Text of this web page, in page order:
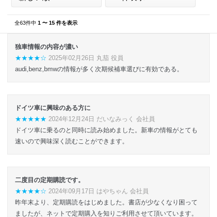
全63件中 1 〜 15 件を表示
独車情報の内容が濃い
★★★★☆ 2025年02月26日 丸茄 役員
audi,benz,bmwの情報が多く次期候補車選びに有効である。
ドイツ車に興味のある方に
★★★★★ 2024年12月24日 だいなみっく 会社員
ドイツ車に乗るのと同時に読み始めました。新車の情報がとても
速いので興味深く読むことができます。
二度目の定期購読です。
★★★★☆ 2024年09月17日 はやちゃん 会社員
昨年末より、定期購読をはじめました。書店が少なくなり困って
ましたが、ネットで定期購入を知りご利用させて頂いています。